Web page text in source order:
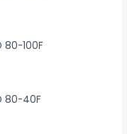
80-100F
80-40F